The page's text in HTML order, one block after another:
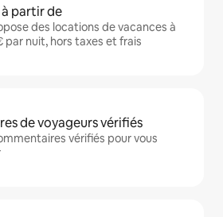
partir de
des locations de vacances à
par nuit, hors taxes et frais
de voyageurs vérifiés
vérifiés pour vous